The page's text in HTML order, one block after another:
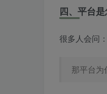
四、平台
很多人会问：
那平台为